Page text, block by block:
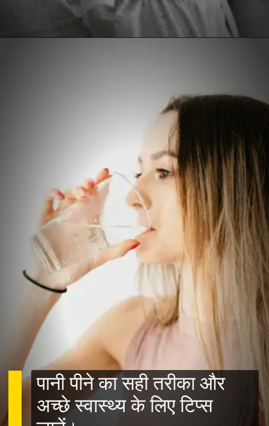
पानी पीने का सही तरीका और
अच्छे स्वास्थ्य के लिए टिप्स